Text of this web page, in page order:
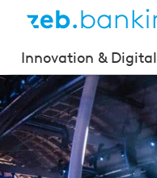
Innovation & Digital